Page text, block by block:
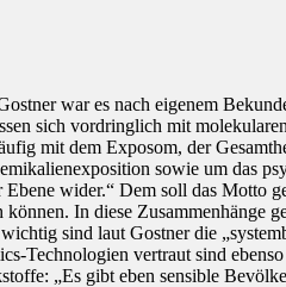
war es nach eigenem
sich vordringlich mit
mit dem Exposom, der
sowie um das
wider.“ Dem soll das Motto
In diese Zusammenhänge
sind laut Gostner die
Technologien vertraut sind
„Es gibt eben sensible